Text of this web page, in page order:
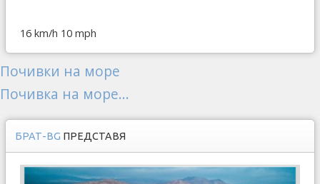
16 km/h 10 mph
Почивки на море
Почивка на море...
БРАТ-BG ПРЕДСТАВЯ